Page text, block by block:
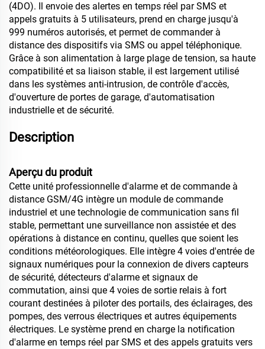
(4DO). Il envoie des alertes en temps réel par SMS et
appels gratuits à 5 utilisateurs, prend en charge jusqu'à
999 numéros autorisés, et permet de commander à
distance des dispositifs via SMS ou appel téléphonique.
Grâce à son alimentation à large plage de tension, sa haute
compatibilité et sa liaison stable, il est largement utilisé
dans les systèmes anti-intrusion, de contrôle d'accès,
d'ouverture de portes de garage, d'automatisation
industrielle et de sécurité.
Description
Aperçu du produit
Cette unité professionnelle d'alarme et de commande à
distance GSM/4G intègre un module de commande
industriel et une technologie de communication sans fil
stable, permettant une surveillance non assistée et des
opérations à distance en continu, quelles que soient les
conditions météorologiques. Elle intègre 4 voies d'entrée de
signaux numériques pour la connexion de divers capteurs
de sécurité, détecteurs d'alarme et signaux de
commutation, ainsi que 4 voies de sortie relais à fort
courant destinées à piloter des portails, des éclairages, des
pompes, des verrous électriques et autres équipements
électriques. Le système prend en charge la notification
d'alarme en temps réel par SMS et des appels gratuits vers